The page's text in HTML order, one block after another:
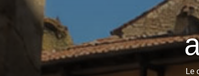
Le